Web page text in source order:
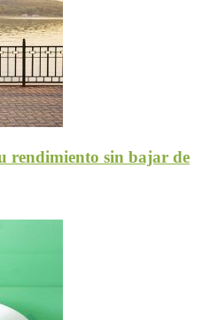
rendimiento sin bajar de